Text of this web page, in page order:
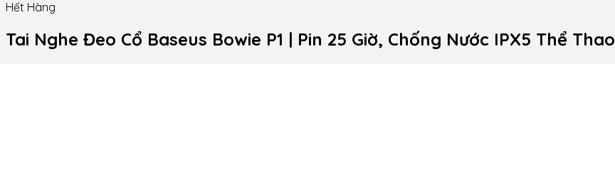
Hết Hàng
Tai Nghe Đeo Cổ Baseus Bowie P1 | Pin 25 Giờ, Chống Nước IPX5 Thể Thao